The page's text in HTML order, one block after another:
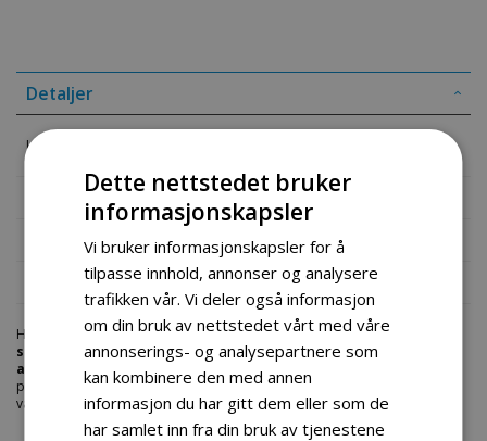
Detaljer
Lader til Classy Walk Air Board og Self Balance Board
Mer informasjon
Produktomtaler
Fil vedlegg
Hos engrosservice.no får du kjøptlader til classy walk air board og
self balance boardtil markedets beste priser. Bestill endeler-
airbord-hoverboardi dag fra Engros Service. Vi har et stort utvalg av
produkter innen: Hjem, sport og fritids segmentet. Velkommen skal du
være.
Dette nettstedet bruker
informasjonskapsler
Vi bruker informasjonskapsler for å
tilpasse innhold, annonser og analysere
trafikken vår. Vi deler også informasjon
om din bruk av nettstedet vårt med våre
annonserings- og analysepartnere som
kan kombinere den med annen
informasjon du har gitt dem eller som de
har samlet inn fra din bruk av tjenestene